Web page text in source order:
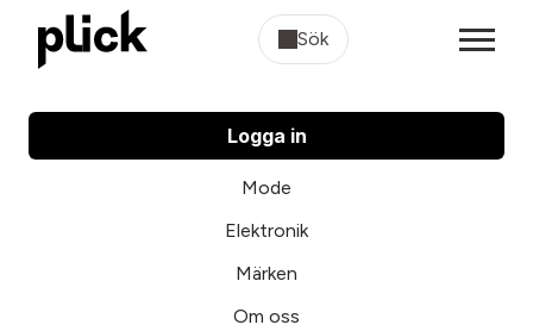
Sök
Logga in
Mode
Elektronik
Märken
Om oss